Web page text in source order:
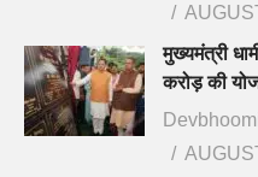
मुख्यमंत्री
करोड़ की